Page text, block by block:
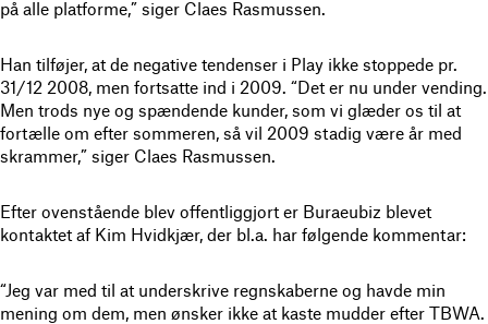
på alle platforme,” siger Claes Rasmussen.
Han tilføjer, at de negative tendenser i Play ikke stoppede pr.
31/12 2008, men fortsatte ind i 2009. “Det er nu under vending.
Men trods nye og spændende kunder, som vi glæder os til at
fortælle om efter sommeren, så vil 2009 stadig være år med
skrammer,” siger Claes Rasmussen.
Efter ovenstående blev offentliggjort er Buraeubiz blevet
kontaktet af Kim Hvidkjær, der bl.a. har følgende kommentar:
“Jeg var med til at underskrive regnskaberne og havde min
mening om dem, men ønsker ikke at kaste mudder efter TBWA.